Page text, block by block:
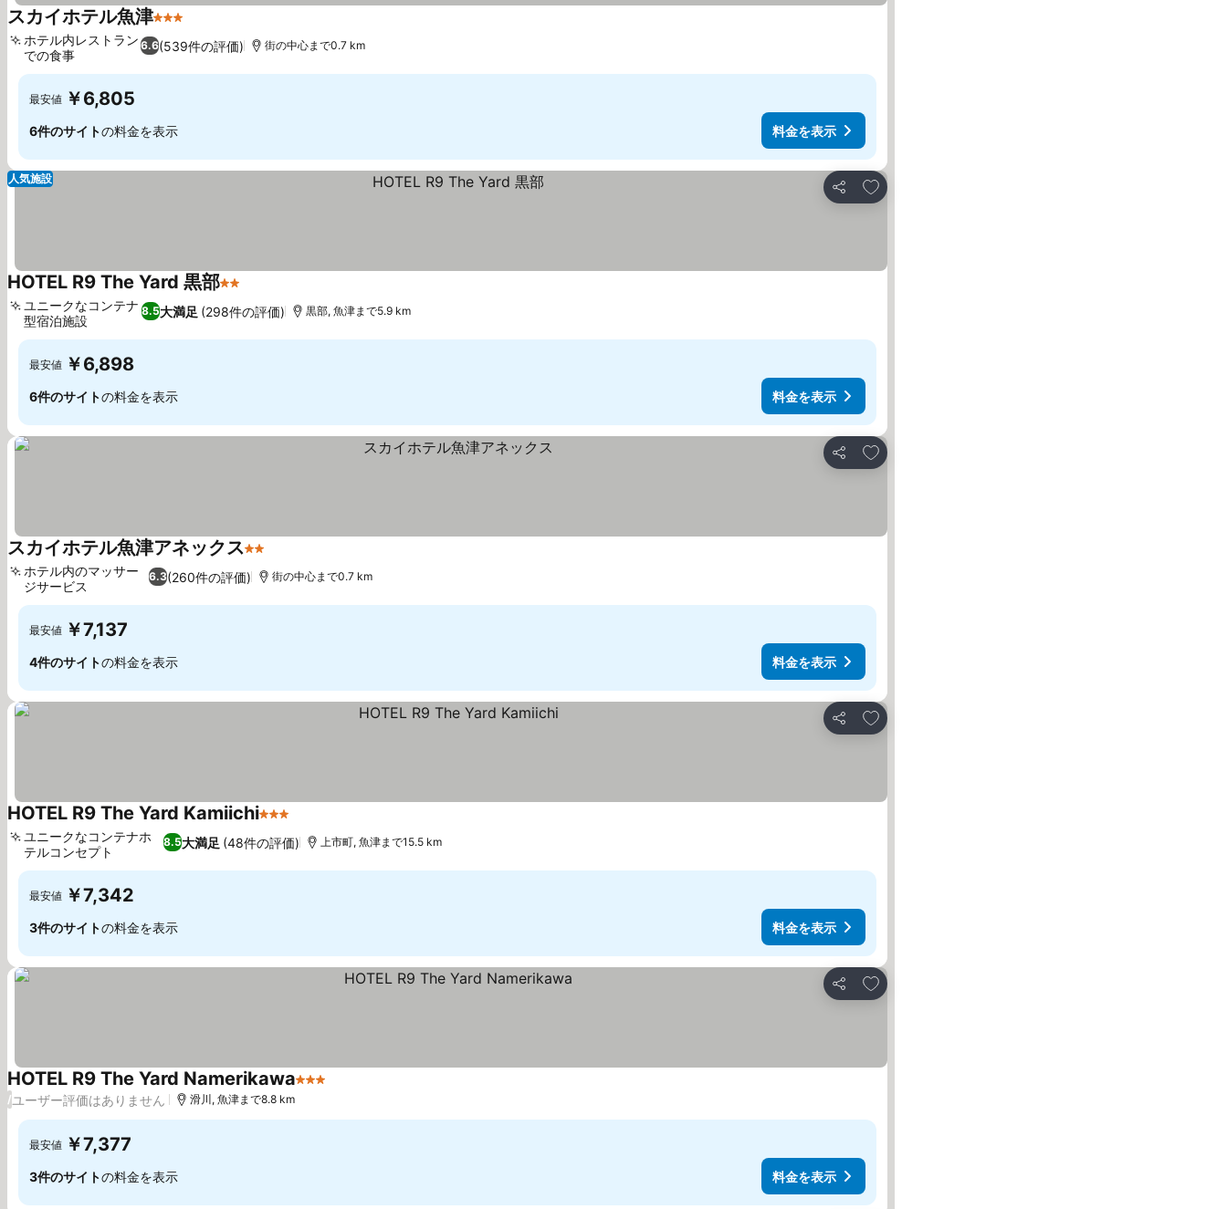
スカイホテル魚津3 ホテルのランク
6.6(539件の評価)
ホテル内レストラン
での食事
街の中心まで0.7 km
最安値 ￥6,805
6件のサイトの料金を表示 料金を表示
シェア
お気に入りに追加
人気施設
HOTEL R9 The Yard 黒部2 ホテルのランク
8.5大満足 (298件の評価)
ユニークなコンテナ
型宿泊施設
黒部, 魚津まで5.9 km
最安値 ￥6,898
6件のサイトの料金を表示 料金を表示
シェア
お気に入りに追加
スカイホテル魚津アネックス2 ホテルのランク
6.3(260件の評価)
ホテル内のマッサー
ジサービス
街の中心まで0.7 km
最安値 ￥7,137
4件のサイトの料金を表示 料金を表示
シェア
お気に入りに追加
HOTEL R9 The Yard Kamiichi3 ホテルのランク
8.5大満足 (48件の評価)
ユニークなコンテナホ
テルコンセプト
上市町, 魚津まで15.5 km
最安値 ￥7,342
3件のサイトの料金を表示 料金を表示
シェア
お気に入りに追加
HOTEL R9 The Yard Namerikawa3 ホテルのランク
/ユーザー評価はありません 滑川, 魚津まで8.8 km
最安値 ￥7,377
3件のサイトの料金を表示 料金を表示